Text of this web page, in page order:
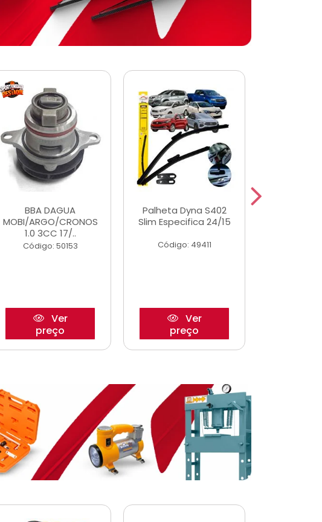
BBA DAGUA
MOBI/ARGO/CRONOS
1.0 3CC 17/..
Código: 50153
Ver
preço
Palheta Dyna S402
Slim Especifica 24/15
Código: 49411
Ver
preço